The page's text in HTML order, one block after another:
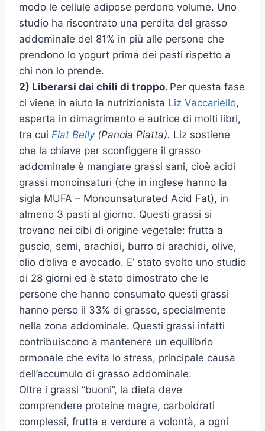
modo le cellule adipose perdono volume. Uno
studio ha riscontrato una perdita del grasso
addominale del 81% in più alle persone che
prendono lo yogurt prima dei pasti rispetto a
chi non lo prende.
2) Liberarsi dai chili di troppo. Per questa fase
ci viene in aiuto la nutrizionista Liz Vaccariello,
esperta in dimagrimento e autrice di molti libri,
tra cui Flat Belly(Pancia Piatta). Liz sostiene
che la chiave per sconfiggere il grasso
addominale è mangiare grassi sani, cioè acidi
grassi monoinsaturi (che in inglese hanno la
sigla MUFA – Monounsaturated Acid Fat), in
almeno 3 pasti al giorno. Questi grassi si
trovano nei cibi di origine vegetale: frutta a
guscio, semi, arachidi, burro di arachidi, olive,
olio d’oliva e avocado. E’ stato svolto uno studio
di 28 giorni ed è stato dimostrato che le
persone che hanno consumato questi grassi
hanno perso il 33% di grasso, specialmente
nella zona addominale. Questi grassi infatti
contribuiscono a mantenere un equilibrio
ormonale che evita lo stress, principale causa
dell’accumulo di grasso addominale.
Oltre i grassi “buoni”, la dieta deve
comprendere proteine magre, carboidrati
complessi, frutta e verdure a volontà, a ogni